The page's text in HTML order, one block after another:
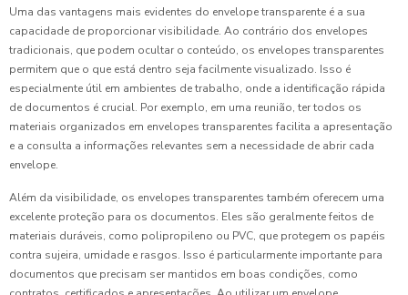
Uma das vantagens mais evidentes do envelope transparente é a sua
capacidade de proporcionar visibilidade. Ao contrário dos envelopes
tradicionais, que podem ocultar o conteúdo, os envelopes transparentes
permitem que o que está dentro seja facilmente visualizado. Isso é
especialmente útil em ambientes de trabalho, onde a identificação rápida
de documentos é crucial. Por exemplo, em uma reunião, ter todos os
materiais organizados em envelopes transparentes facilita a apresentação
e a consulta a informações relevantes sem a necessidade de abrir cada
envelope.
Além da visibilidade, os envelopes transparentes também oferecem uma
excelente proteção para os documentos. Eles são geralmente feitos de
materiais duráveis, como polipropileno ou PVC, que protegem os papéis
contra sujeira, umidade e rasgos. Isso é particularmente importante para
documentos que precisam ser mantidos em boas condições, como